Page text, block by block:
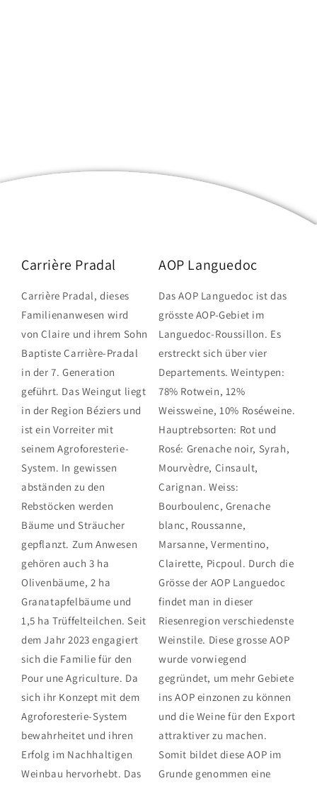
Carrière Pradal
Carrière Pradal, dieses
Familienanwesen wird
von Claire und ihrem Sohn
Baptiste Carrière-Pradal
in der 7. Generation
geführt. Das Weingut liegt
in der Region Béziers und
ist ein Vorreiter mit
seinem Agroforesterie-
System. In gewissen
abständen zu den
Rebstöcken werden
Bäume und Sträucher
gepflanzt. Zum Anwesen
gehören auch 3 ha
Olivenbäume, 2 ha
Granatapfelbäume und
1,5 ha Trüffelteilchen. Seit
dem Jahr 2023 engagiert
sich die Familie für den
Pour une Agriculture. Da
sich ihr Konzept mit dem
Agroforesterie-System
bewahrheitet und ihren
Erfolg im Nachhaltigen
Weinbau hervorhebt. Das
AOP Languedoc
Das AOP Languedoc ist das
grösste AOP-Gebiet im
Languedoc-Roussillon. Es
erstreckt sich über vier
Departements. Weintypen:
78% Rotwein, 12%
Weissweine, 10% Roséweine.
Hauptrebsorten: Rot und
Rosé: Grenache noir, Syrah,
Mourvèdre, Cinsault,
Carignan. Weiss:
Bourboulenc, Grenache
blanc, Roussanne,
Marsanne, Vermentino,
Clairette, Picpoul. Durch die
Grösse der AOP Languedoc
findet man in dieser
Riesenregion verschiedenste
Weinstile. Diese grosse AOP
wurde vorwiegend
gegründet, um mehr Gebiete
ins AOP einzonen zu können
und die Weine für den Export
attraktiver zu machen.
Somit bildet diese AOP im
Grunde genommen eine